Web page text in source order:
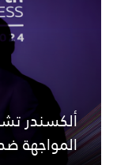
ألكسندر
المواجهة